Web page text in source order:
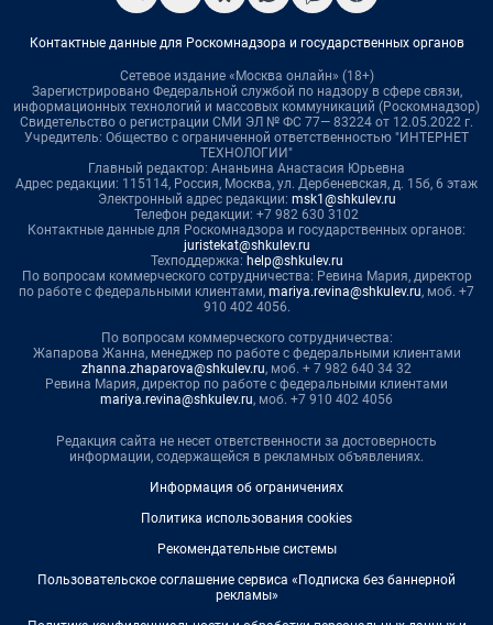
Контактные данные для Роскомнадзора и государственных органов
Сетевое издание «Москва онлайн» (18+)
Зарегистрировано Федеральной службой по надзору в сфере связи,
информационных технологий и массовых коммуникаций (Роскомнадзор)
Свидетельство о регистрации СМИ ЭЛ № ФС 77— 83224 от 12.05.2022 г.
Учредитель: Общество с ограниченной ответственностью "ИНТЕРНЕТ
ТЕХНОЛОГИИ"
Главный редактор: Ананьина Анастасия Юрьевна
Адрес редакции: 115114, Россия, Москва, ул. Дербеневская, д. 15б, 6 этаж
Электронный адрес редакции: msk1@shkulev.ru
Телефон редакции: +7 982 630 3102
Контактные данные для Роскомнадзора и государственных органов:
juristekat@shkulev.ru
Техподдержка: help@shkulev.ru
По вопросам коммерческого сотрудничества: Ревина Мария, директор
по работе с федеральными клиентами, mariya.revina@shkulev.ru, моб. +7
910 402 4056.
По вопросам коммерческого сотрудничества:
Жапарова Жанна, менеджер по работе с федеральными клиентами
zhanna.zhaparova@shkulev.ru, моб. + 7 982 640 34 32
Ревина Мария, директор по работе с федеральными клиентами
mariya.revina@shkulev.ru, моб. +7 910 402 4056
Редакция сайта не несет ответственности за достоверность
информации, содержащейся в рекламных объявлениях.
Информация об ограничениях
Политика использования cookies
Рекомендательные системы
Пользовательское соглашение сервиса «Подписка без баннерной
рекламы»